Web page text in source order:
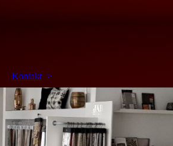
Kontakt